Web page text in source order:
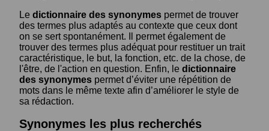
Le dictionnaire des synonymes permet de trouver
des termes plus adaptés au contexte que ceux dont
on se sert spontanément. Il permet également de
trouver des termes plus adéquat pour restituer un trait
caractéristique, le but, la fonction, etc. de la chose, de
l'être, de l'action en question. Enfin, le dictionnaire
des synonymes permet d’éviter une répétition de
mots dans le même texte afin d’améliorer le style de
sa rédaction.
Synonymes les plus recherchés